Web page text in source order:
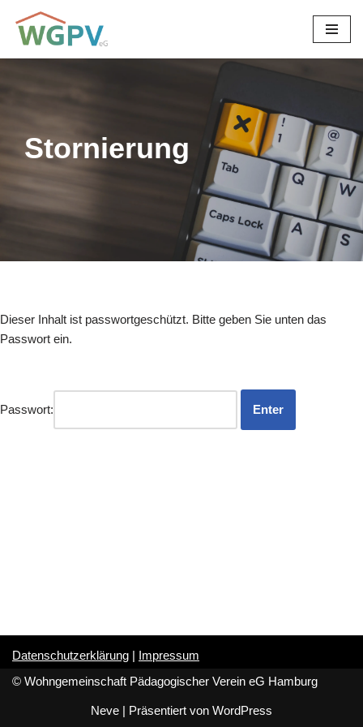
Zum
Inhalt
Stornierung
Dieser Inhalt ist passwortgeschützt. Bitte geben Sie unten das
Passwort ein.
Passwort:
Datenschutzerklärung | Impressum
© Wohngemeinschaft Pädagogischer Verein eG Hamburg
Neve | Präsentiert von WordPress